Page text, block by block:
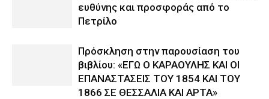
ευθύνης και προσφοράς από το
Πετρίλο
Πρόσκληση στην παρουσίαση του
βιβλίου: «ΕΓΩ Ο ΚΑΡΑΟΥΛΗΣ ΚΑΙ ΟΙ
ΕΠΑΝΑΣΤΑΣΕΙΣ ΤΟΥ 1854 ΚΑΙ ΤΟΥ
1866 ΣΕ ΘΕΣΣΑΛΙΑ ΚΑΙ ΑΡΤΑ»